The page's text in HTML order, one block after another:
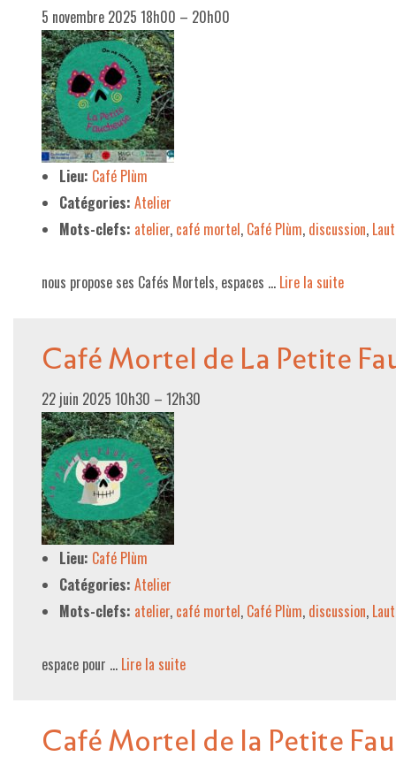
5 novembre 2025 18h00 – 20h00
Lieu: Café Plùm
Catégories: Atelier
Mots-clefs: atelier, café mortel, Café Plùm, discussion,
nous propose ses Cafés Mortels, espaces … Lire la suite­­
Café Mortel de La Petite
22 juin 2025 10h30 – 12h30
Lieu: Café Plùm
Catégories: Atelier
Mots-clefs: atelier, café mortel, Café Plùm, discussion,
espace pour … Lire la suite­­
Café Mortel de la Petite